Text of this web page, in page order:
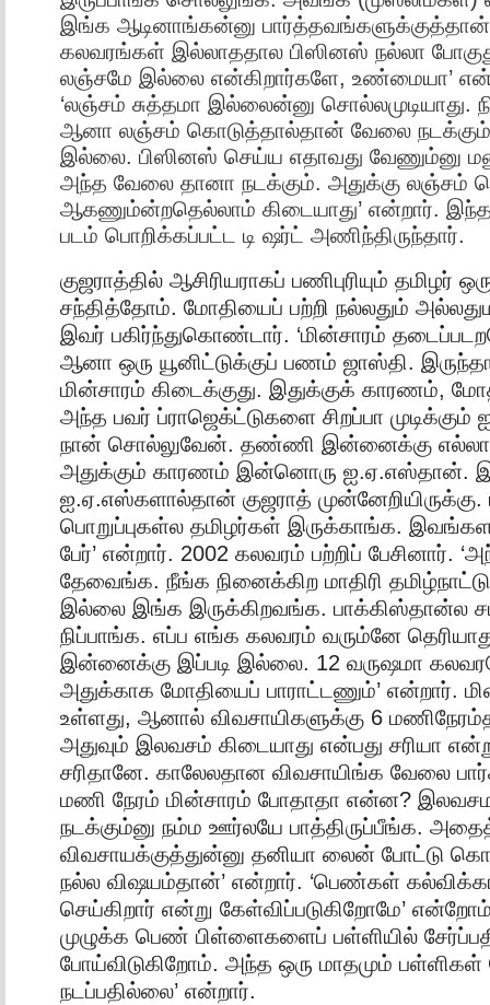
இங்க ஆடினாங்கன்னு பார்த்தவங்களுக்குத்தான்
கலவரங்கள் இல்லாததால பிஸினஸ் நல்லா
லஞ்சமே இல்லை என்கிறார்களே, உண்மையா’
‘லஞ்சம் சுத்தமா இல்லைன்னு சொல்லமுடியாது.
ஆனா லஞ்சம் கொடுத்தால்தான் வேலை
இல்லை. பிஸினஸ் செய்ய எதாவது வேணும்னு
அந்த வேலை தானா நடக்கும். அதுக்கு லஞ்சம்
ஆகணும்ன்றதெல்லாம் கிடையாது’ என்றார். இந்த
படம் பொறிக்கப்பட்ட டி ஷர்ட் அணிந்திருந்தார்.
குஜராத்தில் ஆசிரியராகப் பணிபுரியும் தமிழர்
சந்தித்தோம். மோதியைப் பற்றி நல்லதும்
இவர் பகிர்ந்துகொண்டார். ‘மின்சாரம்
ஆனா ஒரு யூனிட்டுக்குப் பணம் ஜாஸ்தி.
மின்சாரம் கிடைக்குது. இதுக்குக் காரணம்,
அந்த பவர் ப்ராஜெக்ட்டுகளை சிறப்பா
நான் சொல்லுவேன். தண்ணி இன்னைக்கு எல்லா
அதுக்கும் காரணம் இன்னொரு ஐ.ஏ.எஸ்தான்.
ஐ.ஏ.எஸ்களால்தான் குஜராத்
பொறுப்புகள்ல தமிழர்கள் இருக்காங்க.
பேர்’ என்றார். 2002 கலவரம் பற்றிப் பேசினார்.
தேவைங்க. நீங்க நினைக்கிற மாதிரி
இல்லை இங்க இருக்கிறவங்க. பாக்கிஸ்தான்ல
நிப்பாங்க. எப்ப எங்க கலவரம் வரும்னே
இன்னைக்கு இப்படி இல்லை. 12 வருஷமா
அதுக்காக மோதியைப் பாராட்டணும்’ என்றார்.
உள்ளது, ஆனால் விவசாயிகளுக்கு 6
அதுவும் இலவசம் கிடையாது என்பது சரியா
சரிதானே. காலேலதான விவசாயிங்க வேலை
மணி நேரம் மின்சாரம் போதாதா என்ன?
நடக்கும்னு நம்ம ஊர்லயே பாத்திருப்பீங்க.
விவசாயக்குத்துன்னு தனியா லைன் போட்டு
நல்ல விஷயம்தான்’ என்றார். ‘பெண்கள்
செய்கிறார் என்று கேள்விப்படுகிறோமே’
முழுக்க பெண் பிள்ளைகளைப் பள்ளியில்
போய்விடுகிறோம். அந்த ஒரு மாதமும்
நடப்பதில்லை’ என்றார்.